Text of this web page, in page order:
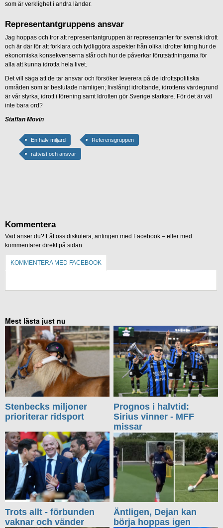
som är verklighet i andra länder.
Representantgruppens ansvar
Jag hoppas och tror att representantgruppen är representanter för svensk idrott
och är där för att förklara och tydliggöra aspekter från olika idrotter kring hur de
ekonomiska konsekvenserna slår och hur de påverkar förutsättningarna för
alla att kunna idrotta hela livet.
Det vill säga att de tar ansvar och försöker leverera på de idrottspolitiska
områden som är beslutade nämligen; livslångt idrottande, idrottens värdegrund
är vår styrka, idrott i förening samt Idrotten gör Sverige starkare. För det är väl
inte bara ord?
Staffan Movin
En halv miljard Referensgruppen
rättvist och ansvar
Kommentera
Vad anser du? Låt oss diskutera, antingen med Facebook – eller med
kommentarer direkt på sidan.
KOMMENTERA MED FACEBOOK
Mest lästa just nu
Stenbecks miljoner
prioriterar ridsport
Prognos i halvtid:
Sirius vinner - MFF
missar
Trots allt - förbunden
vaknar och vänder
Äntligen, Dejan kan
börja hoppas igen